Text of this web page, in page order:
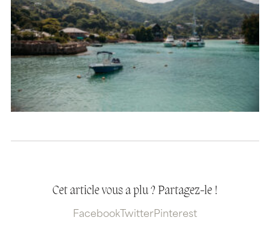
Cet article vous a plu ? Partagez-le !
Facebook TwitterPinterest